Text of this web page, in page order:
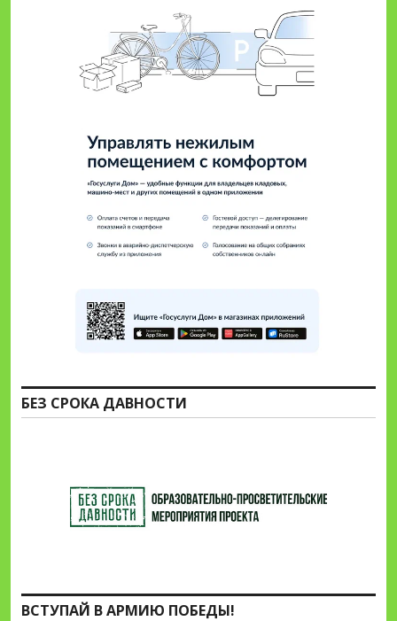
БЕЗ СРОКА ДАВНОСТИ
ВСТУПАЙ В АРМИЮ ПОБЕДЫ!